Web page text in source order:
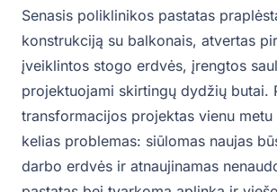
Senasis poliklinikos pastatas
konstrukciją su balkonais, atvertas
įveiklintos stogo erdvės, įrengtos
projektuojami skirtingų dydžių butai.
transformacijos projektas vienu metu
kelias problemas: siūlomas naujas
darbo erdvės ir atnaujinamas